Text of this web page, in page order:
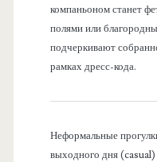
компаньоном станет
полями или
подчеркивают
рамках дресс-кода.
Неформальные
выходного дня